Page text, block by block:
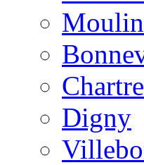
Digny